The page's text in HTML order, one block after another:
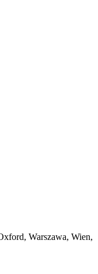
Warszawa, Wien,